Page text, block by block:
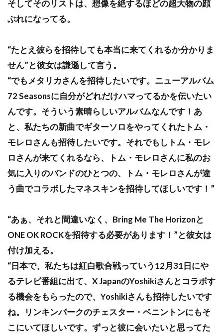
そしてそのリストは、想像を絶するほどの超大物の顔
ぶれになってる。
“たとえ彼らを招待しても本当に来てくれるか分かりま
せん”と彼女は謙遜して言う。
“でもメタリカさんを招待したいです。ニューアルバム
72 Seasonsに自分がどれだけハマってるかを伝いたい
んです。そういう素晴らしいアルバムなんです！あ
と、私たちの新曲でギターソロをやってくれたトム・
モレロさんも招待したいです。それでもしトム・モレ
ロさんが来てくれるなら、トム・モレロさんに私のお
気に入りのバンドのひとつの、トム・モレロさんが違
う曲でコラボしたマネスキンを招待してほしいです！”
“あぁ、それと間違いなく、Bring Me The Horizonと
ONE OK ROCKを招待する必要があります！”と彼女は
付け加える。
“日本で、私たちは紅白歌合戦っていう12月31日にや
るテレビ番組に出て、X JapanのYoshikiさんとコラボす
る機会をもらったので、Yoshikiさんも招待したいです
ね。リンキンパークのチェスター・ベニントンにもそ
こにいてほしいです。ずっと彼に会いたいと思ってた